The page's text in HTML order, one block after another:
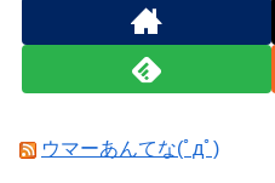
ウマーあんてな(ﾟдﾟ)